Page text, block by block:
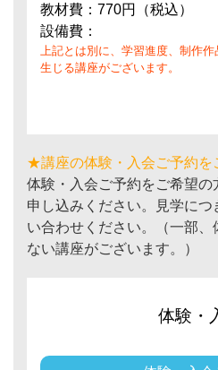
教材費：770円（税込）
設備費：
上記とは別に、学習進度、制作
生じる講座がございます。
★講座の体験・入会ご予約を
体験・入会ご予約をご希望
申し込みください。見学に
い合わせください。（一部
ない講座がございます。）
体験・